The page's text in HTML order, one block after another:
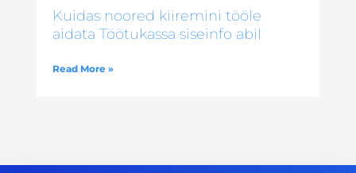
Kuidas noored kiiremini tööle
aidata Töötukassa siseinfo abil
Read More »